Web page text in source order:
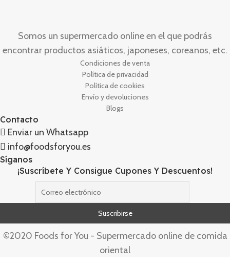
Somos un supermercado online en el que podrás
encontrar productos asiáticos, japoneses, coreanos, etc.
Condiciones de venta
Política de privacidad
Política de cookies
Envío y devoluciones
Blogs
Contacto
Enviar un Whatsapp
info@foodsforyou.es
Síganos
¡Suscríbete Y Consigue Cupones Y Descuentos!
©2020 Foods for You - Supermercado online de comida
oriental